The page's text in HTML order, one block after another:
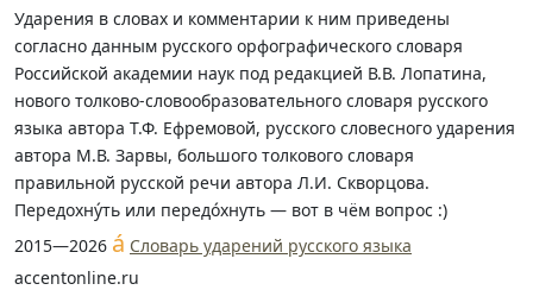
Ударения в словах и комментарии к ним приведены
согласно данным русского орфографического словаря
Российской академии наук под редакцией В.В. Лопатина,
нового толково-словообразовательного словаря русского
языка автора Т.Ф. Ефремовой, русского словесного ударения
автора М.В. Зарвы, большого толкового словаря
правильной русской речи автора Л.И. Скворцова.
Передохну́ть или передо́хнуть — вот в чём вопрос :)
2015—2026 á Словарь ударений русского языка
accentonline.ru